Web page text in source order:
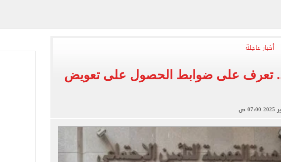
السفير الفلسطينى بالقاهرة دياب اللوح.. وأبو مازن ينعيه
فاضل 183 يوم.. موعد شهر رمضان 2027 وأول أيامه فلكياً
يتم إعادة تشغيل بطاقات التموين المتوقفة؟.. تفاصيل
أخبار عاجلة
تعرف على ضوابط الحصول على تعويض